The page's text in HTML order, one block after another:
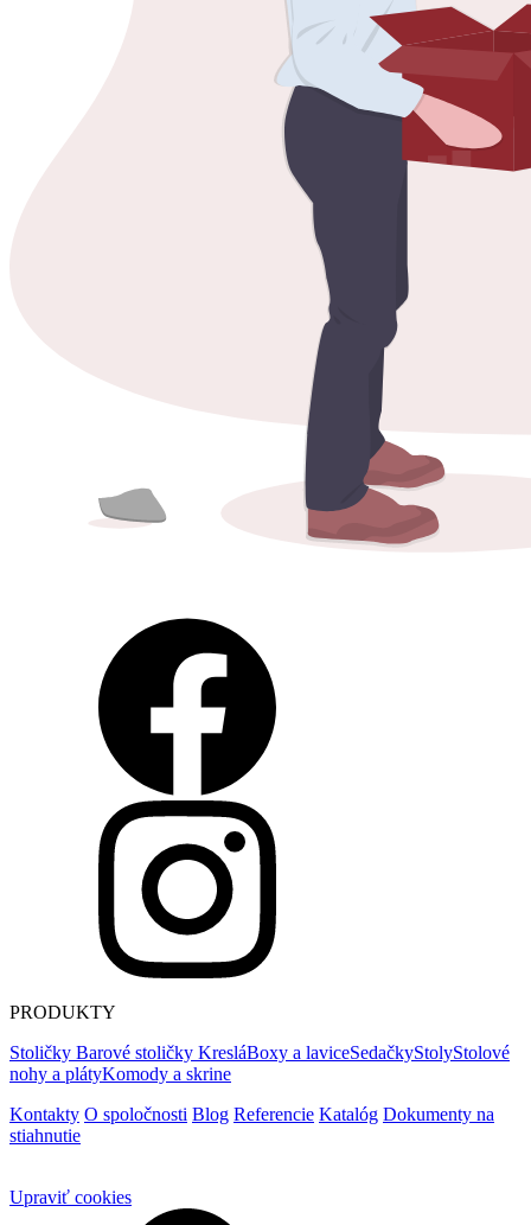
PRODUKTY
Stoličky Barové stoličky KresláBoxy a laviceSedačkyStolyStolové
nohy a plátyKomody a skrine
Kontakty O spoločnosti Blog Referencie Katalóg Dokumenty na
stiahnutie
Upraviť cookies